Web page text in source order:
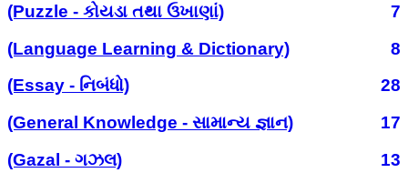
(Puzzle - કોયડા તથા ઉખાણાં)
7
(Language Learning & Dictionary)
8
(Essay - નિબંધો)
28
(General Knowledge - સામાન્ય જ્ઞાન)
17
(Gazal - ગઝલ)
13